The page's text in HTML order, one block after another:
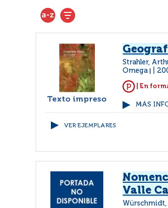
Texto impreso
Strahler,
Omega
| En
MÁS
VER EJEMPLARES
Valle
Würschmidt,